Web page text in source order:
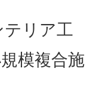
テリア工
模複合施